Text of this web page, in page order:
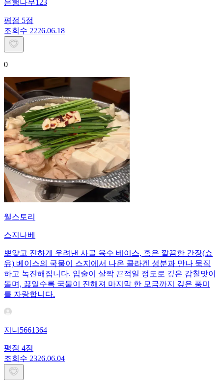
은행나무123
평점 5점
조회수 2226.06.18
0
웰스토리
스지나베
뽀얗고 진하게 우려낸 사골 육수 베이스, 혹은 깔끔한 간장(쇼
유) 베이스의 국물이 스지에서 나온 콜라겐 성분과 만나 묵직
하고 녹진해집니다. 입술이 살짝 끈적일 정도로 깊은 감칠맛이
돌며, 끓일수록 국물이 진해져 마지막 한 모금까지 깊은 풍미
를 자랑합니다.
지니5661364
평점 4점
조회수 2326.06.04